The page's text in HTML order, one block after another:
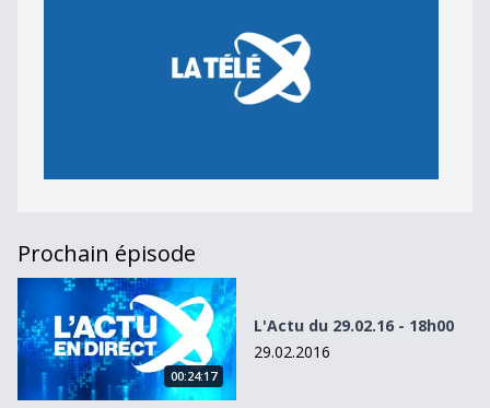
Prochain épisode
L&#039;Actu du 29.02.16 - 18h00
00:24:17
L'Actu du 29.02.16 - 18h00
29.02.2016